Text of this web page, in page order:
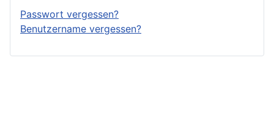
Passwort vergessen?
Benutzername vergessen?